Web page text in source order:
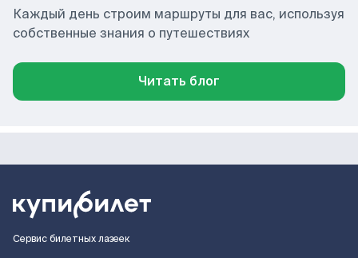
Каждый день строим маршруты для вас, используя
собственные знания о путешествиях
Читать блог
Сервис билетных лазеек